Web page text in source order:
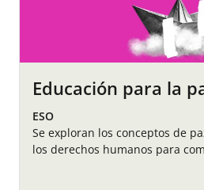
Educación para la
ESO
Se exploran los conceptos de
los derechos humanos para